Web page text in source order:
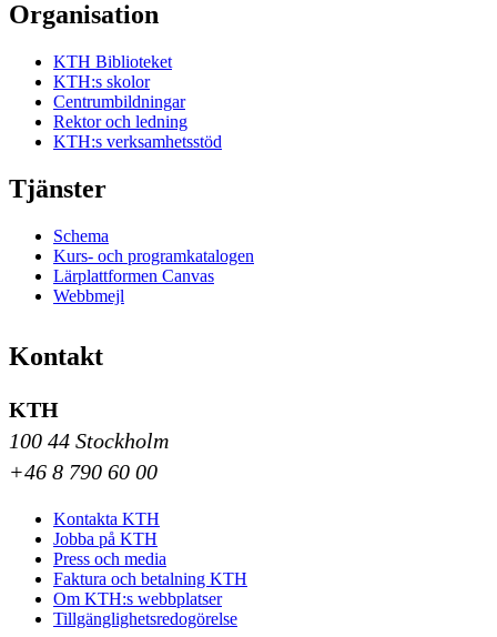
Organisation
KTH Biblioteket
KTH:s skolor
Centrumbildningar
Rektor och ledning
KTH:s verksamhetsstöd
Tjänster
Schema
Kurs- och programkatalogen
Lärplattformen Canvas
Webbmejl
Kontakt
KTH
100 44 Stockholm
+46 8 790 60 00
Kontakta KTH
Jobba på KTH
Press och media
Faktura och betalning KTH
Om KTH:s webbplatser
Tillgänglighetsredogörelse